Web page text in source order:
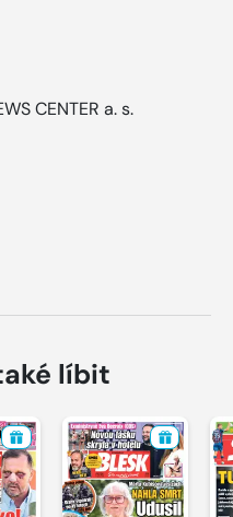
CENTER a. s.
líbit